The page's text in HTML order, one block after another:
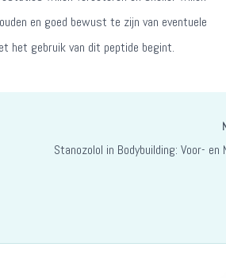
en goed bewust te zijn van eventuele
het gebruik van dit peptide begint.
Stanozolol in Bodybuilding: Voor- en